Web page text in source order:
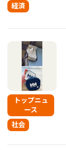
経済
トップニュ
ース
社会